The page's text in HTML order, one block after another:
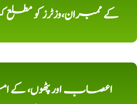
کے ممبران،وزٹرز کو
اعصاب اور پٹھوں، کے